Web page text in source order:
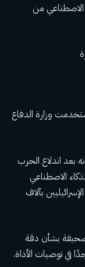
من
وزارة الدفاع
اندلاع الحرب
الاصطناعي
بآلاف
بشأن دقة
في توصيات الأداة.